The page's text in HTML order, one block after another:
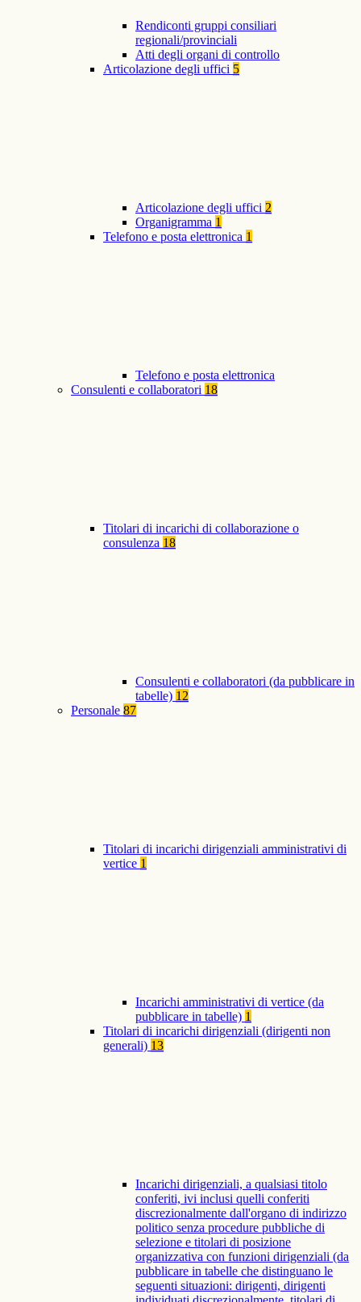
Rendiconti gruppi consiliari
regionali/provinciali
Atti degli organi di controllo
Articolazione degli uffici 5
Articolazione degli uffici 2
Organigramma 1
Telefono e posta elettronica 1
Telefono e posta elettronica
Consulenti e collaboratori 18
Titolari di incarichi di collaborazione o
consulenza 18
Consulenti e collaboratori (da pubblicare in
tabelle) 12
Personale 87
Titolari di incarichi dirigenziali amministrativi di
vertice 1
Incarichi amministrativi di vertice (da
pubblicare in tabelle) 1
Titolari di incarichi dirigenziali (dirigenti non
generali) 13
Incarichi dirigenziali, a qualsiasi titolo
conferiti, ivi inclusi quelli conferiti
discrezionalmente dall'organo di indirizzo
politico senza procedure pubbliche di
selezione e titolari di posizione
organizzativa con funzioni dirigenziali (da
pubblicare in tabelle che distinguano le
seguenti situazioni: dirigenti, dirigenti